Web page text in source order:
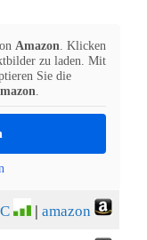
Amazon. Klicken
zu laden. Mit
Sie die
.
amazon